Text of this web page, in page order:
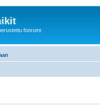
foorumi